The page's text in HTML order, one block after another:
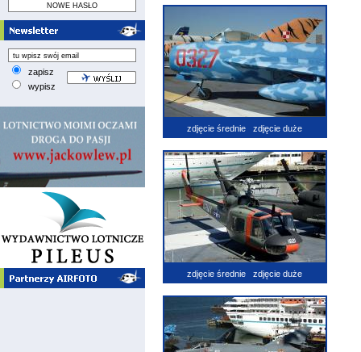
zapisz
wypisz
zdjęcie średnie zdjęcie duże
zdjęcie średnie zdjęcie duże